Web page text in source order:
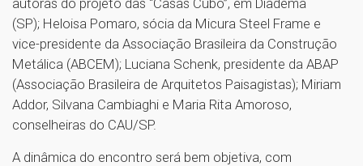
(SP); Heloisa Pomaro, sócia da Micura Steel Frame e
vice-presidente da Associação Brasileira da Construção
Metálica (ABCEM); Luciana Schenk, presidente da ABAP
(Associação Brasileira de Arquitetos Paisagistas); Miriam
Addor, Silvana Cambiaghi e Maria Rita Amoroso,
conselheiras do CAU/SP.
A dinâmica do encontro será bem objetiva, com